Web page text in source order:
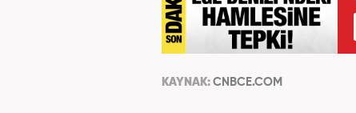
KAYNAK: CNBCE.COM